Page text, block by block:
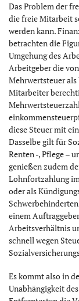
Das Problem der
die freie Mitarbeit
werden kann.
betrachten die
Umgehung des
Arbeitgeber die
Mehrwertsteuer
Mitarbeiter
diese Steuer mit
Dasselbe gilt für
Renten -, Pflege –
genießen zudem
Lohnfortzahlung
oder als
einem
Arbeitsverhältnis
schnell wegen
Es kommt also in
Unabhängigkeit